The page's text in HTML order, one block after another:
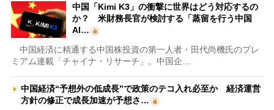
中国「Kimi K3」の衝撃に世界はどう対応するの
か？ 米財務長官が検討する「蒸留を行う中国
AI…
中国経済に精通する中国株投資の第一人者・田代尚機氏のプレ
ミアム連載「チャイナ・リサーチ」。中国企…
中国経済“予想外の低成長”で政策のテコ入れ必至か 経済運営
方針の修正で成長加速が予想さ…